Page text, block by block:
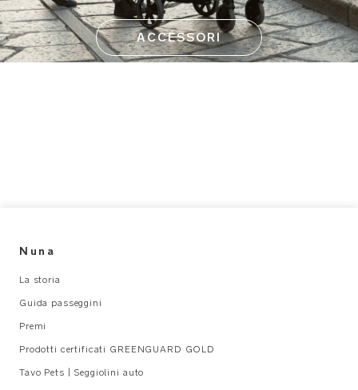
ACCESSORI
Nuna
La storia
Guida passeggini
Premi
Prodotti certificati GREENGUARD GOLD
Tavo Pets | Seggiolini auto